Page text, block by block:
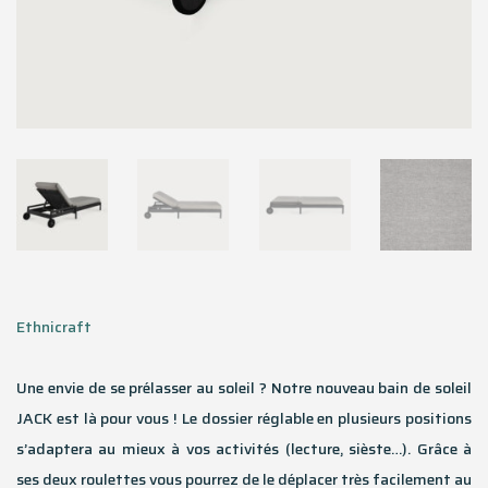
Ethnicraft
Une envie de se prélasser au soleil ? Notre nouveau bain de soleil
JACK est là pour vous ! Le dossier réglable en plusieurs positions
s’adaptera au mieux à vos activités (lecture, sièste…). Grâce à
ses deux roulettes vous pourrez de le déplacer très facilement au